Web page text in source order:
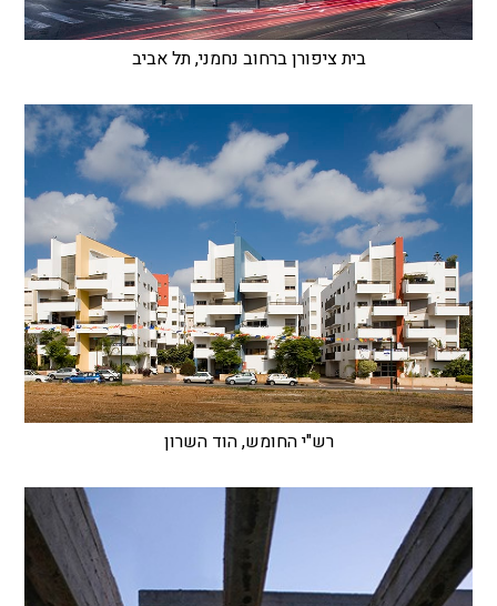
בית ציפורן ברחוב נחמני, תל אביב
רש"י החומש, הוד השרון